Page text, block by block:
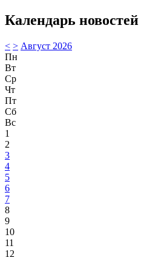
Календарь новостей
< > Август 2026
Пн
Вт
Ср
Чт
Пт
Сб
Вс
1
2
3
4
5
6
7
8
9
10
11
12